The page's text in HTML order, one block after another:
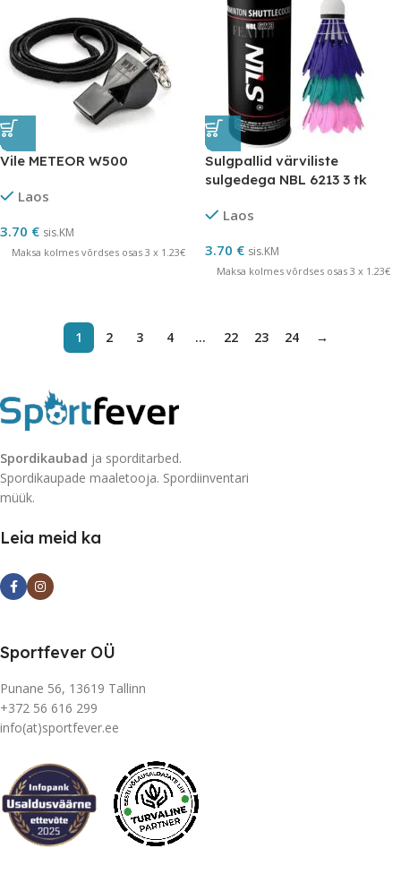
Vile METEOR W500
Laos
3.70 € sis.KM
Maksa kolmes võrdses osas 3 x 1.23€
Sulgpallid värviliste
sulgedega NBL 6213 3 tk
Laos
3.70 € sis.KM
Maksa kolmes võrdses osas 3 x 1.23€
1 2 3 4 … 22 23 24 →
Spordikaubad ja sporditarbed.
Spordikaupade maaletooja. Spordiinventari
müük.
Leia meid ka
Sportfever OÜ
Punane 56, 13619 Tallinn
+372 56 616 299
info(at)sportfever.ee